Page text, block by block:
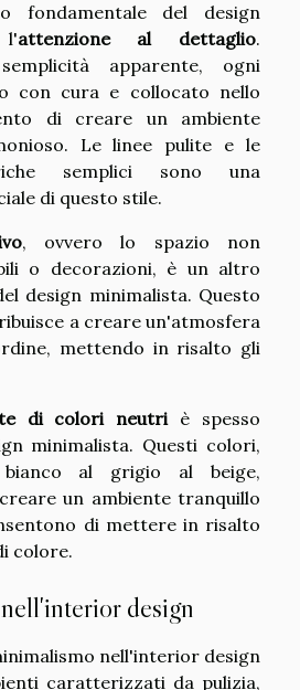
fondamentale del design
l'attenzione al dettaglio.
apparente, ogni
con cura e collocato nello
di creare un ambiente
Le linee pulite e le
semplici sono una
di questo stile.
, ovvero lo spazio non
o decorazioni, è un altro
design minimalista. Questo
a creare un'atmosfera
mettendo in risalto gli
di colori neutriè spesso
minimalista. Questi colori,
al grigio al beige,
un ambiente tranquillo
di mettere in risalto
colore.
design
nell'interior design
caratterizzati da pulizia,